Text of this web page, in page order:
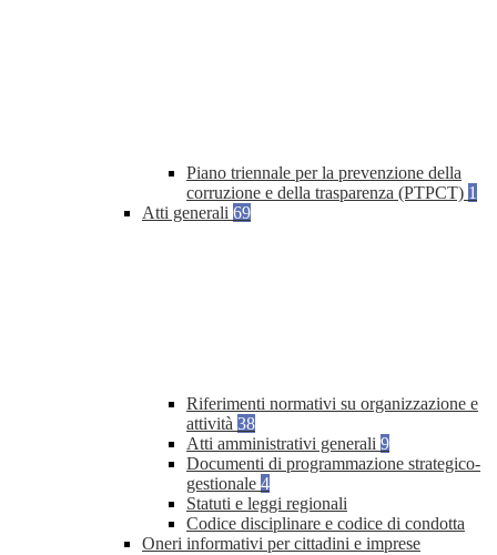
Piano triennale per la prevenzione della
corruzione e della trasparenza (PTPCT) 1
Atti generali 69
Riferimenti normativi su organizzazione e
attività 38
Atti amministrativi generali 9
Documenti di programmazione strategico-
gestionale 4
Statuti e leggi regionali
Codice disciplinare e codice di condotta
Oneri informativi per cittadini e imprese